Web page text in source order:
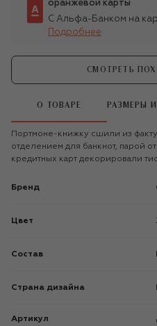
оранжевой карты
С Альфа-Банком на
Подробнее
СМОТРЕТЬ
О ТОВАРЕ РАЗМЕРЫ
Портмоне-книжку сшили из
отделением для банкнот, парой
кредитных карт декорировали
Бренд
Цвет
Состав
Страна дизайна
Артикул